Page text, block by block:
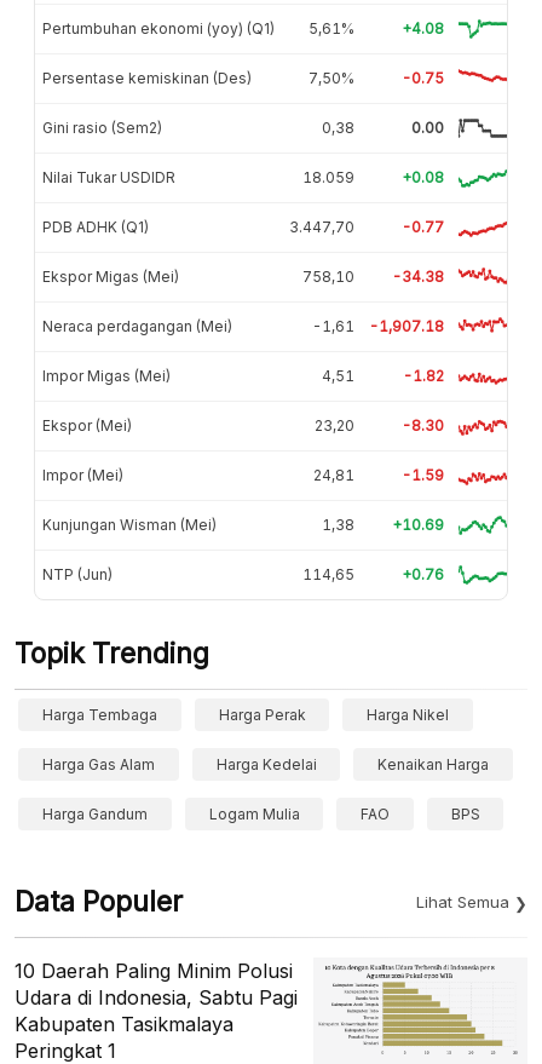
Pertumbuhan ekonomi (yoy) (Q1) 5,61% +4.08
Persentase kemiskinan (Des) 7,50% -0.75
Gini rasio (Sem2) 0,38 0.00
Nilai Tukar USDIDR 18.059 +0.08
PDB ADHK (Q1) 3.447,70 -0.77
Ekspor Migas (Mei) 758,10 -34.38
Neraca perdagangan (Mei) -1,61 -1,907.18
Impor Migas (Mei) 4,51 -1.82
Ekspor (Mei) 23,20 -8.30
Impor (Mei) 24,81 -1.59
Kunjungan Wisman (Mei) 1,38 +10.69
NTP (Jun) 114,65 +0.76
Topik Trending
Harga Tembaga Harga Perak Harga Nikel
Harga Gas Alam Harga Kedelai Kenaikan Harga
Harga Gandum Logam Mulia FAO BPS
Data Populer Lihat Semua
10 Daerah Paling Minim Polusi
Udara di Indonesia, Sabtu Pagi
Kabupaten Tasikmalaya
Peringkat 1